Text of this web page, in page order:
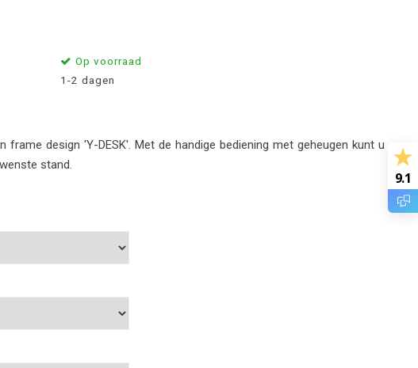
Op voorraad
1-2 dagen
design 'Y-DESK'. Met de handige bediening met geheugen kunt u
stand.
9.1